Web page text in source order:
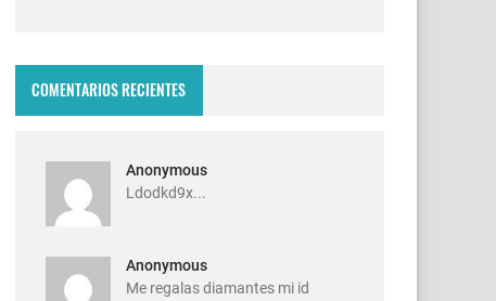
COMENTARIOS RECIENTES
Anonymous
Ldodkd9x...
Anonymous
Me regalas diamantes mi id